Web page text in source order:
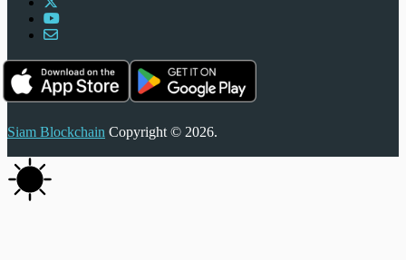
Siam Blockchain Copyright © 2026.